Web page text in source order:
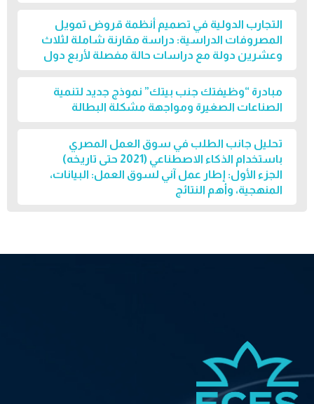
التجارب الدولية في تصميم أنظمة قروض تمويل
المصروفات الدراسية: دراسة مقارنة شاملة لثلاث
وعشرين دولة مع دراسات حالة مفصلة لأربع دول
مبادرة “وظيفتك جنب بيتك” نموذج جديد لتنمية
الصناعات الصغيرة ومواجهة مشكلة البطالة
تحليل جانب الطلب في سوق العمل المصري
باستخدام الذكاء الاصطناعي (2021 حتى تاريخه)
الجزء الأول: إطار عمل آني لسوق العمل: البيانات،
المنهجية، وأهم النتائج